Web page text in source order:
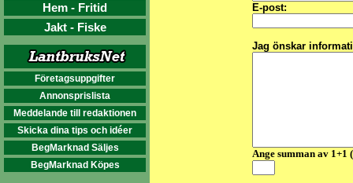
Hem - Fritid
Jakt - Fiske
Företagsuppgifter
Annonsprislista
Meddelande till redaktionen
Skicka dina tips och idéer
BegMarknad Säljes
BegMarknad Köpes
E-post:
Jag önskar
Ange summan av 1+1